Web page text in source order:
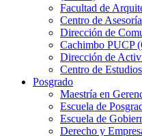
Facultad de
Centro de
Dirección de
Cachimbo PUCP
Dirección de
Centro de
Posgrado
Maestría en
Escuela de
Escuela de
Derecho y